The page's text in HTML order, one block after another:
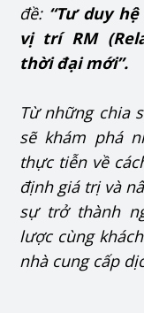
đề: “Tư duy
vị trí RM
thời đại mới”.
Từ những chia
sẽ khám phá
thực tiễn về
định giá trị và
sự trở thành
lược cùng
nhà cung cấp